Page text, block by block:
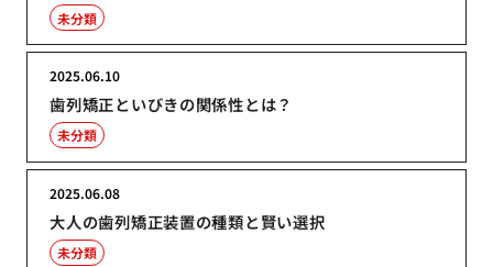
未分類
歯列矯正といびきの関係性とは？
2025.06.10
未分類
大人の歯列矯正装置の種類と賢い選択
2025.06.08
未分類